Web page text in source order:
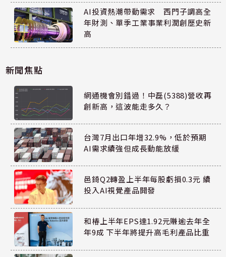
AI投資熱潮帶動需求 西門子調高全
年財測、單季工業事業利潤創歷史新
高
新聞焦點
網通機會別錯過！中磊(5388)營收再
創新高，這波能走多久？
台灣7月出口年增32.9%，低於預期
AI需求續強但成長動能放緩
邑錡Q2轉盈上半年每股虧損0.3元 續
投入AI視覺產品開發
和椿上半年EPS達1.92元賺逾去年全
年9成 下半年將提升高毛利產品比重